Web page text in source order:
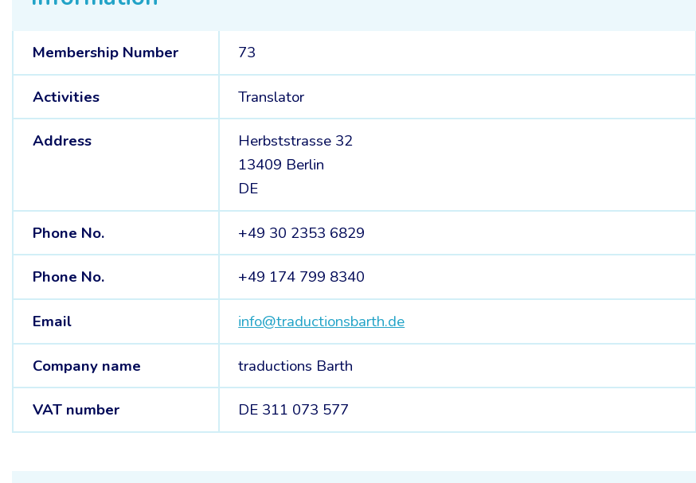
Membership Number 73
Activities Translator
Address
Herbststrasse 32
13409 Berlin
DE
Phone No. +49 30 2353 6829
Phone No. +49 174 799 8340
Email info@traductionsbarth.de
Company name traductions Barth
VAT number DE 311 073 577